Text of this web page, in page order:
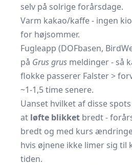
selv på solrige forårsdage.
Varm kakao/kaffe - ingen
for højsommer.
Fugleapp (DOFbasen,
på Grus grus meldinger - så
flokke passerer Falster >
~1-1,5 time senere.
Uanset hvilket af disse
at løfte blikket bredt -
bredt og med kurs
hvis øjnene ikke limer sig til
tiden.